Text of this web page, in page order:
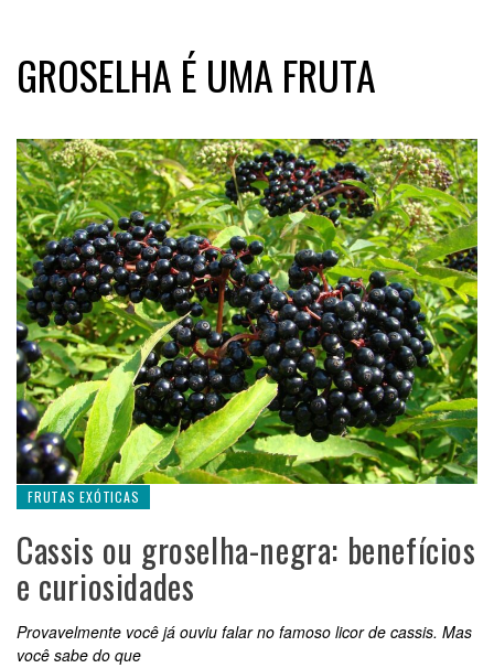
GROSELHA É UMA FRUTA
FRUTAS EXÓTICAS
Cassis ou groselha-negra: benefícios
e curiosidades
Provavelmente você já ouviu falar no famoso licor de cassis. Mas
você sabe do que